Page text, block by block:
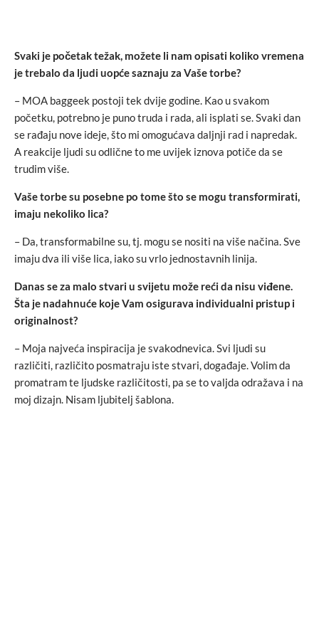
Svaki je početak težak, možete li nam opisati koliko vremena
je trebalo da ljudi uopće saznaju za Vaše torbe?
– MOA baggeek postoji tek dvije godine. Kao u svakom
početku, potrebno je puno truda i rada, ali isplati se. Svaki dan
se rađaju nove ideje, što mi omogućava daljnji rad i napredak.
A reakcije ljudi su odlične to me uvijek iznova potiče da se
trudim više.
Vaše torbe su posebne po tome što se mogu transformirati,
imaju nekoliko lica?
– Da, transformabilne su, tj. mogu se nositi na više načina. Sve
imaju dva ili više lica, iako su vrlo jednostavnih linija.
Danas se za malo stvari u svijetu može reći da nisu viđene.
Šta je nadahnuće koje Vam osigurava individualni pristup i
originalnost?
– Moja najveća inspiracija je svakodnevica. Svi ljudi su
različiti, različito posmatraju iste stvari, događaje. Volim da
promatram te ljudske različitosti, pa se to valjda odražava i na
moj dizajn. Nisam ljubitelj šablona.